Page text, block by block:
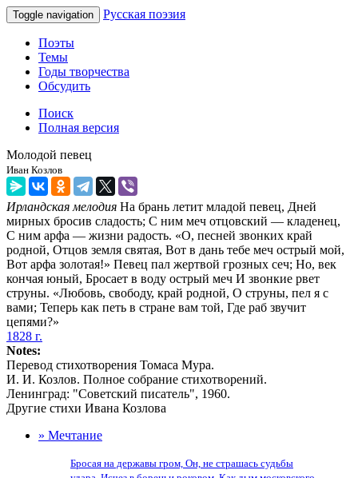
Toggle navigation Русская поэзия
Поэты
Темы
Годы творчества
Обсудить
Поиск
Полная версия
Молодой певец
Иван Козлов
Ирландская мелодия На брань летит младой певец, Дней
мирных бросив сладость; С ним меч отцовский — кладенец,
С ним арфа — жизни радость. «О, песней звонких край
родной, Отцов земля святая, Вот в дань тебе меч острый мой,
Вот арфа золотая!» Певец пал жертвой грозных сеч; Но, век
кончая юный, Бросает в воду острый меч И звонкие рвет
струны. «Любовь, свободу, край родной, О струны, пел я с
вами; Теперь как петь в стране вам той, Где раб звучит
цепями?»
1828 г.
Notes:
Перевод стихотворения Томаса Мура.
И. И. Козлов. Полное собрание стихотворений.
Ленинград: "Советский писатель", 1960.
Другие стихи Ивана Козлова
» Мечтание
Бросая на державы гром, Он, не страшась судьбы